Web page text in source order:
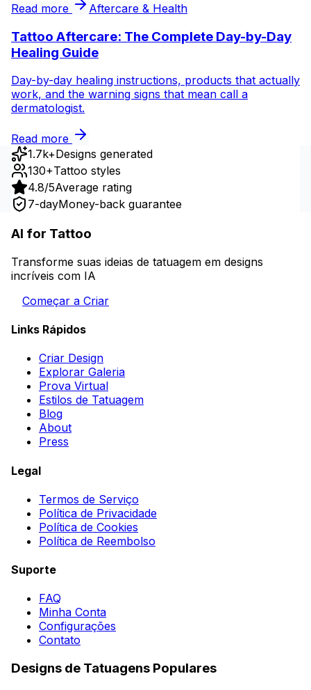
Read more Aftercare & Health
Tattoo Aftercare: The Complete Day-by-Day
Healing Guide
Day-by-day healing instructions, products that actually
work, and the warning signs that mean call a
dermatologist.
Read more
1.7k+Designs generated
130+Tattoo styles
4.8/5Average rating
7-dayMoney-back guarantee
AI for Tattoo
Transforme suas ideias de tatuagem em designs
incríveis com IA
Começar a Criar
Links Rápidos
Criar Design
Explorar Galeria
Prova Virtual
Estilos de Tatuagem
Blog
About
Press
Legal
Termos de Serviço
Política de Privacidade
Política de Cookies
Política de Reembolso
Suporte
FAQ
Minha Conta
Configurações
Contato
Designs de Tatuagens Populares